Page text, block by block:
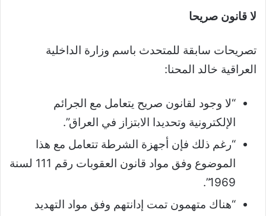
لا قانون صريحا
تصريحات سابقة للمتحدث باسم وزارة الداخلية
العراقية خالد المحنا:
“لا وجود لقانون صريح يتعامل مع الجرائم
الإلكترونية وتحديدا الابتزاز في العراق”.
“رغم ذلك فإن أجهزة الشرطة تتعامل مع هذا
الموضوع وفق مواد قانون العقوبات رقم 111 لسنة
1969”.
“هناك متهمون تمت إدانتهم وفق مواد التهديد